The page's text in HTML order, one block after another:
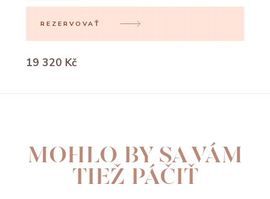
REZERVOVAŤ
19 320 Kč
MOHLO BY SA VÁM
TIEŽ PÁČIŤ